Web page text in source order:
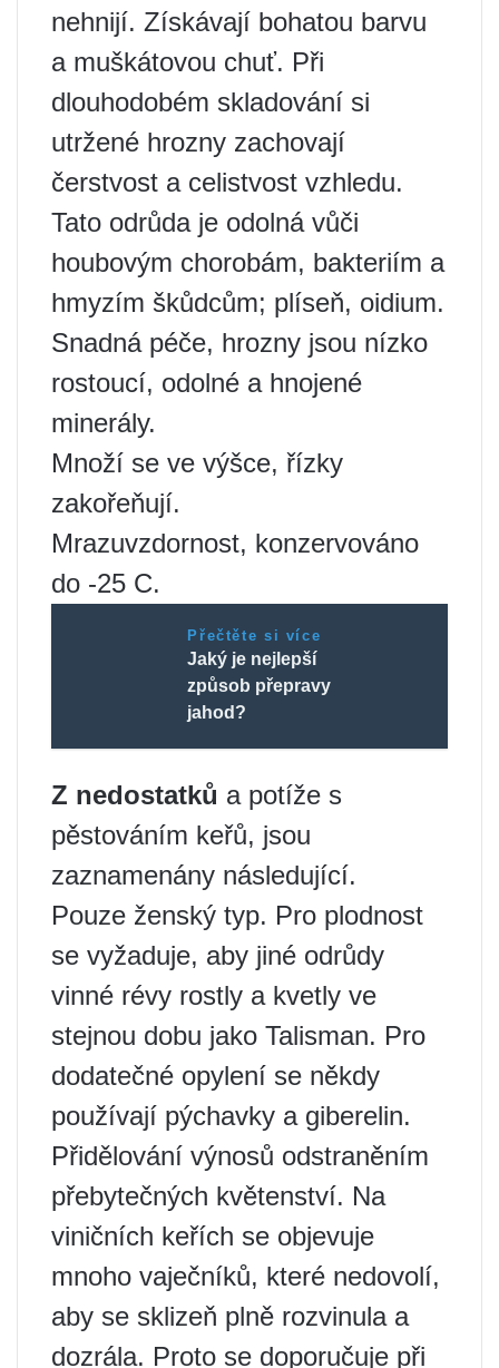
nehnijí. Získávají bohatou barvu
a muškátovou chuť. Při
dlouhodobém skladování si
utržené hrozny zachovají
čerstvost a celistvost vzhledu.
Tato odrůda je odolná vůči
houbovým chorobám, bakteriím a
hmyzím škůdcům; plíseň, oidium.
Snadná péče, hrozny jsou nízko
rostoucí, odolné a hnojené
minerály.
Množí se ve výšce, řízky
zakořeňují.
Mrazuvzdornost, konzervováno
do -25 C.
Přečtěte si více
Jaký je nejlepší
způsob přepravy
jahod?
Z nedostatků a potíže s
pěstováním keřů, jsou
zaznamenány následující.
Pouze ženský typ. Pro plodnost
se vyžaduje, aby jiné odrůdy
vinné révy rostly a kvetly ve
stejnou dobu jako Talisman. Pro
dodatečné opylení se někdy
používají pýchavky a giberelin.
Přidělování výnosů odstraněním
přebytečných květenství. Na
viničních keřích se objevuje
mnoho vaječníků, které nedovolí,
aby se sklizeň plně rozvinula a
dozrála. Proto se doporučuje při